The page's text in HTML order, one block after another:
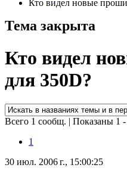
Кто видел новые
Тема закрыта
Кто видел
для 350D?
Всего 1 сообщ. | Показаны 1 -
1
30 июл. 2006 г., 15:00:25